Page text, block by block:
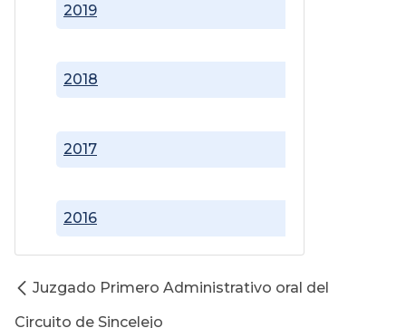
2016
2017
2018
2019
Juzgado Primero Administrativo oral del
Circuito de Sincelejo